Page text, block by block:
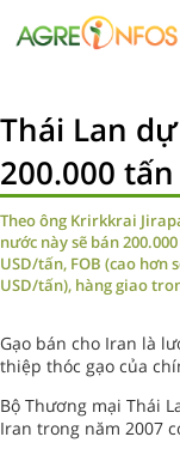
Thái Lan
200.000
Theo ông Krirkkrai
nước này sẽ bán
USD/tấn, FOB (cao
USD/tấn), hàng giao
Gạo bán cho Iran là
thiệp thóc gạo của
Bộ Thương mại Thái
Iran trong năm 2007